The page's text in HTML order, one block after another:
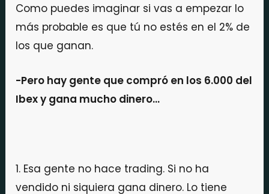
Como puedes imaginar si vas a empezar lo
más probable es que tú no estés en el 2% de
los que ganan.
-Pero hay gente que compró en los 6.000 del
Ibex y gana mucho dinero…
1. Esa gente no hace trading. Si no ha
vendido ni siquiera gana dinero. Lo tiene